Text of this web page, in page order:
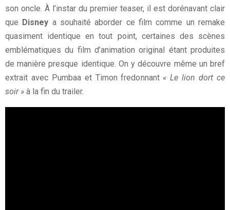
son oncle. À l’instar du premier teaser, il est dorénavant clair
que Disney a souhaité aborder ce film comme un remake
quasiment identique en tout point, certaines des scènes
emblématiques du film d’animation original étant produites
de manière presque identique. On y découvre même un bref
extrait avec Pumbaa et Timon fredonnant« Le lion dort ce
soir » à la fin du trailer.